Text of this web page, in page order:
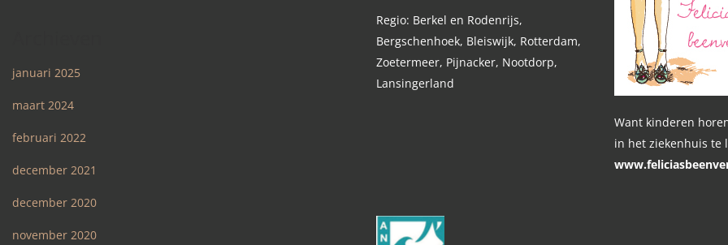
januari 2025
maart 2024
februari 2022
december 2021
december 2020
november 2020
Regio: Berkel en Rodenrijs,
Bergschenhoek, Bleiswijk, Rotterdam,
Zoetermeer, Pijnacker, Nootdorp,
Lansingerland
Want kinderen
in het ziekenhuis te